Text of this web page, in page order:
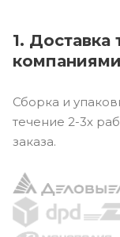
1.
Сборка и
течение 2-3х
заказа.